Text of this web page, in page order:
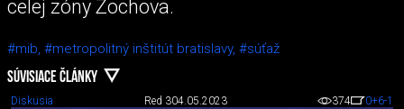
celej zóny Zochova.
#mib, #metropolitný inštitút bratislavy, #súťaž
SÚVISIACE ČLÁNKY
Diskusia Red 304.05.2023 374 0+6-1